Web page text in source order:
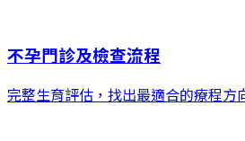
不孕門診及檢查流程
完整生育評估，找出最適合的療程方